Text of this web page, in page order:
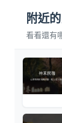
附近
看看還有